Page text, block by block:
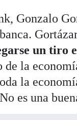
Gonzalo
un tiro
la
la
es una